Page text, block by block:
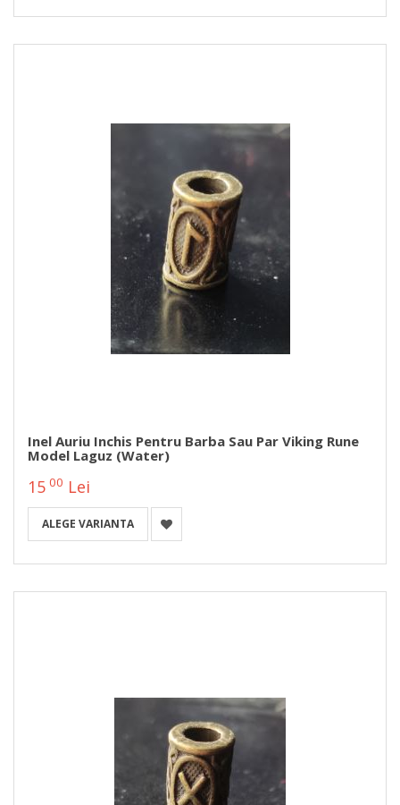
Inel Auriu Inchis Pentru Barba Sau Par Viking Rune
Model Laguz (Water)
15 00 Lei
ALEGE VARIANTA